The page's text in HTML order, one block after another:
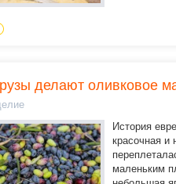
делают оливковое
История
красочная и
маленьким